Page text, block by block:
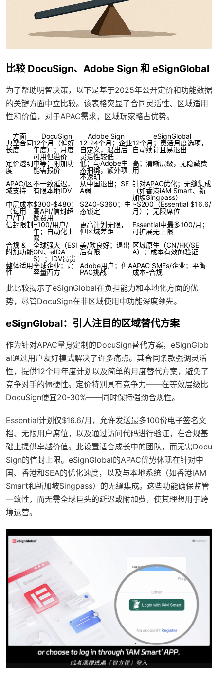
比较 DocuSign、Adobe Sign 和 eSignGlobal
为了帮助明智决策，以下是基于2025年公开定价和功能数据
的关键方面中立比较。该表格突显了合同灵活性、区域适用
性和价值，对于APAC需求，区域玩家略占优势。
方面 DocuSign Adobe Sign
eSignGlobal
典型合同
长度
12个月（偏好
年度）；月度
可用但溢价
12-24个月；企业
自定义，退出后
灵活性较低
12个月；灵活月度选项，
自动续订且易退出
定价透明
度
中等；附加功
能需报价
低；与Adobe生
态捆绑，额外项
不透明
高；清晰层级，无隐藏费
用
APAC/区
域支持
不一致延迟，
有限本地IDV
从中国退出；SE
A弱
针对APAC优化；无缝集成
（如香港iAM Smart、新
加坡Singpass）
中层成本
（每用
户/年）
$300-$480；
高API/信封超
额费用
$240-$360；生
态锁定
~$200（Essential $16.6/
月）；无限席位
信封限制~100/用户/
年；自动化上
限
更高计划无限，
但区域差距
Essential中最多100/月；
可扩展无上限
合规 &
附加功能
全球强大（ESI
GN、eIDA
S）；IDV昂贵
美/欧良好；退出
后有限
区域原生（CN/HK/SE
A）；成本有效的验证
整体适用
性
全球企业；高
容量西方
Adobe用户；但A
PAC挑战
APAC SMEs/企业；平衡
成本-合规
此比较揭示了eSignGlobal在负担能力和本地化方面的优
势，尽管DocuSign在非区域使用中功能深度领先。
eSignGlobal：引人注目的区域替代方案
作为针对APAC量身定制的DocuSign替代方案，eSignGlob
al通过用户友好模式解决了许多痛点。其合同条款强调灵活
性，提供12个月年度计划以及简单的月度替代方案，避免了
竞争对手的僵硬性。定价特别具有竞争力——在等效层级比
DocuSign便宜20-30%——同时保持强劲合规性。
Essential计划仅$16.6/月，允许发送最多100份电子签名文
档、无限用户席位，以及通过访问代码进行验证，在合规基
础上提供卓越价值。此设置适合成长中的团队，而无需Docu
Sign的信封上限。eSignGlobal的APAC优势体现在针对中
国、香港和SEA的优化速度，以及与本地系统（如香港iAM
Smart和新加坡Singpass）的无缝集成。这些功能确保监管
一致性，而无需全球巨头的延迟或附加费，使其理想用于跨
境运营。